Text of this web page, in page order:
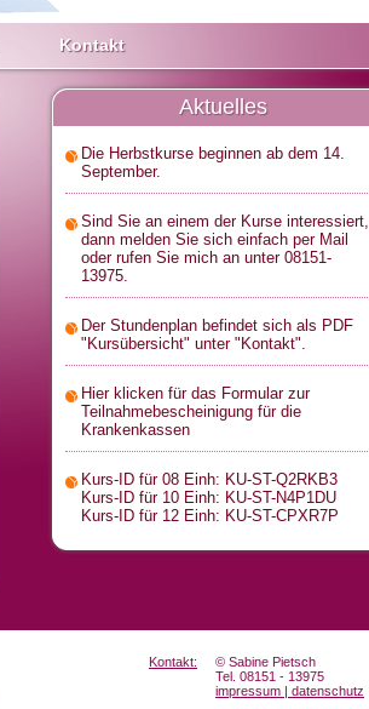
Kontakt
Aktuelles
Die Herbstkurse beginnen ab dem 14.
September.
Sind Sie an einem der Kurse interessiert,
dann melden Sie sich einfach per Mail
oder rufen Sie mich an unter 08151-
13975.
Der Stundenplan befindet sich als PDF
"Kursübersicht" unter "Kontakt".
Hier klicken für das Formular zur
Teilnahmebescheinigung für die
Krankenkassen
Kurs-ID für 08 Einh: KU-ST-Q2RKB3
Kurs-ID für 10 Einh: KU-ST-N4P1DU
Kurs-ID für 12 Einh: KU-ST-CPXR7P
Kontakt:
© Sabine Pietsch
Tel. 08151 - 13975
impressum | datenschutz